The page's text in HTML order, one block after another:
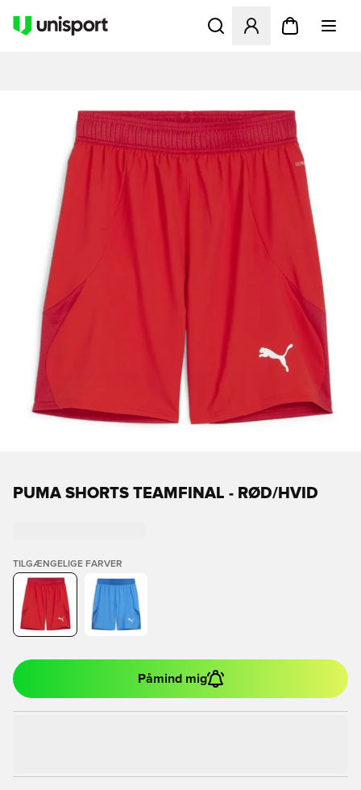
Åbner en Modal til at
PUMA SHORTS TEAMFINAL - RØD/HVID
TILGÆNGELIGE FARVER
Påmind mig